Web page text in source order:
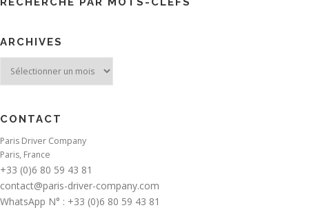
ARCHIVES
CONTACT
Paris Driver Company
Paris, France
+33 (0)6 80 59 43 81
contact@paris-driver-company.com
WhatsApp N° : +33 (0)6 80 59 43 81